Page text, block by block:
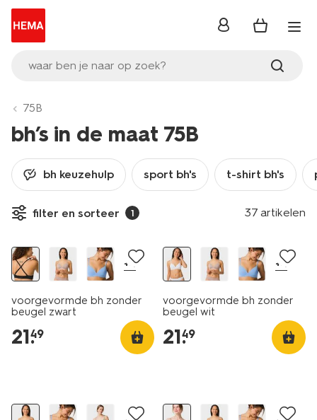
waar ben je naar op zoek?
inloggen
75B
bh’s in de maat 75B
bh keuzehulp sport bh's t-shirt bh's
filter en sorteer 1 37 artikelen
+4
voorgevormde bh zonder
beugel zwart
21.
49
+4
voorgevormde bh zonder
beugel wit
21.
49